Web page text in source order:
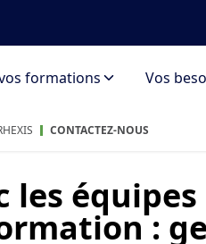
formations Vos
CONTACTEZ-NOUS
les
: